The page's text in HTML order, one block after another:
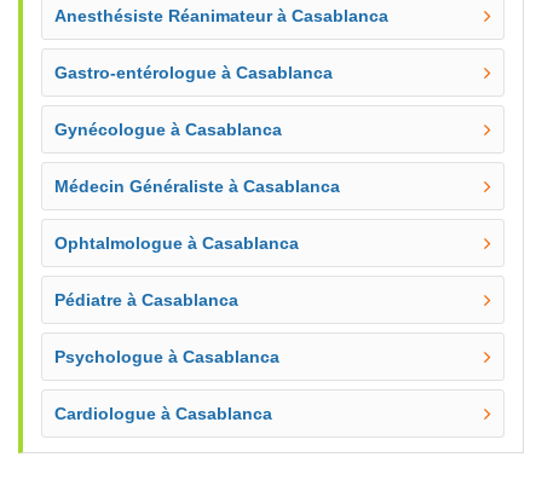
Anesthésiste Réanimateur à Casablanca
Gastro-entérologue à Casablanca
Gynécologue à Casablanca
Médecin Généraliste à Casablanca
Ophtalmologue à Casablanca
Pédiatre à Casablanca
Psychologue à Casablanca
Cardiologue à Casablanca